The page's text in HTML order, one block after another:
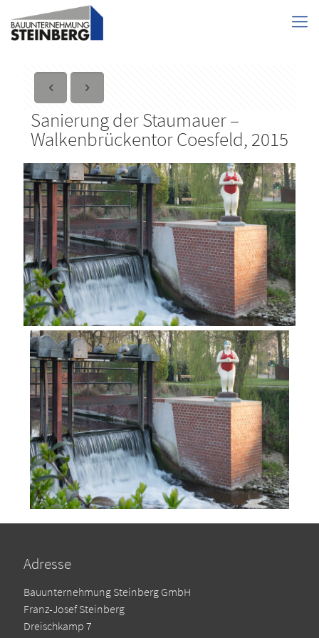
Sanierung der Staumauer –
Walkenbrückentor Coesfeld, 2015
Adresse
Bauunternehmung Steinberg GmbH
Franz-Josef Steinberg
Dreischkamp 7